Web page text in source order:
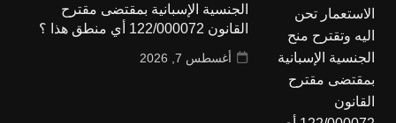
الجنسية الإسبانية بمقتضى مقترح
القانون 122/000072 أي منطق هذا ؟
أغسطس 7, 2026